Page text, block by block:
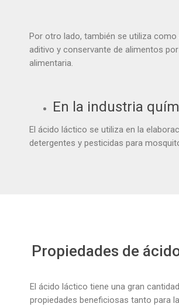
Por otro lado, también se utiliza como
aditivo y conservante de alimentos
alimentaria.
En la industria
El ácido láctico se utiliza en la
detergentes y pesticidas para
Propiedades de
El ácido láctico tiene una gran
propiedades beneficiosas tanto para